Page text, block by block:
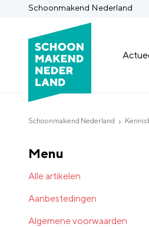
Schoonmakend Nederland
Schoonmakend Nederland
Menu
Alle artikelen
Aanbestedingen
Algemene voorwaarden